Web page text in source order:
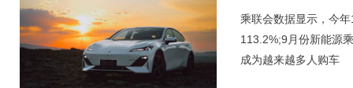
乘联会数据显示，今
113.2%;9月份新能源
成为越来越多人购车